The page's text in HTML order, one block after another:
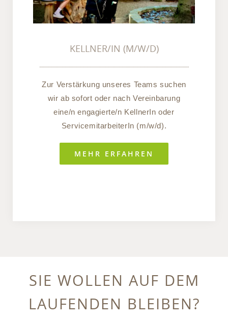
KELLNER/IN (M/W/D)
Zur Verstärkung unseres Teams suchen
wir ab sofort oder nach Vereinbarung
eine/n engagierte/n KellnerIn oder
ServicemitarbeiterIn (m/w/d).
MEHR ERFAHREN
SIE WOLLEN AUF DEM
LAUFENDEN BLEIBEN?